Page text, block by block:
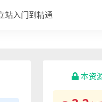
站入门到精通
本资